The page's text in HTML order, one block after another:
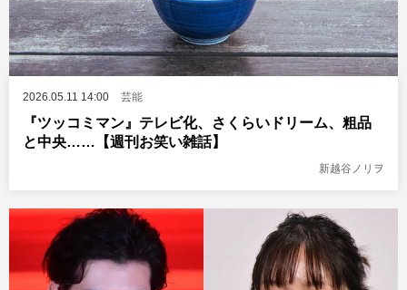
2026.05.11 14:00 芸能
『ツッコミマン』テレビ化、さくらいドリーム、粗品
と中央……【週刊お笑い雑話】
新越谷ノリヲ